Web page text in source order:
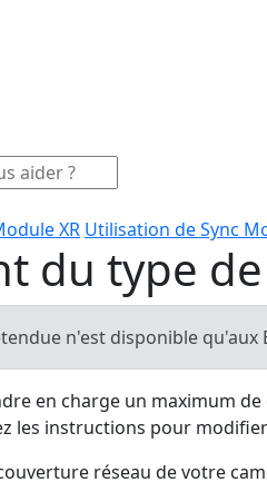
XR Utilisation de Sync
du type
n'est disponible qu'aux
en charge un maximum
les instructions pour
réseau de votre